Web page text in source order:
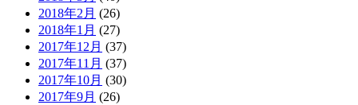
2018年2月 (26)
2018年1月 (27)
2017年12月 (37)
2017年11月 (37)
2017年10月 (30)
2017年9月 (26)